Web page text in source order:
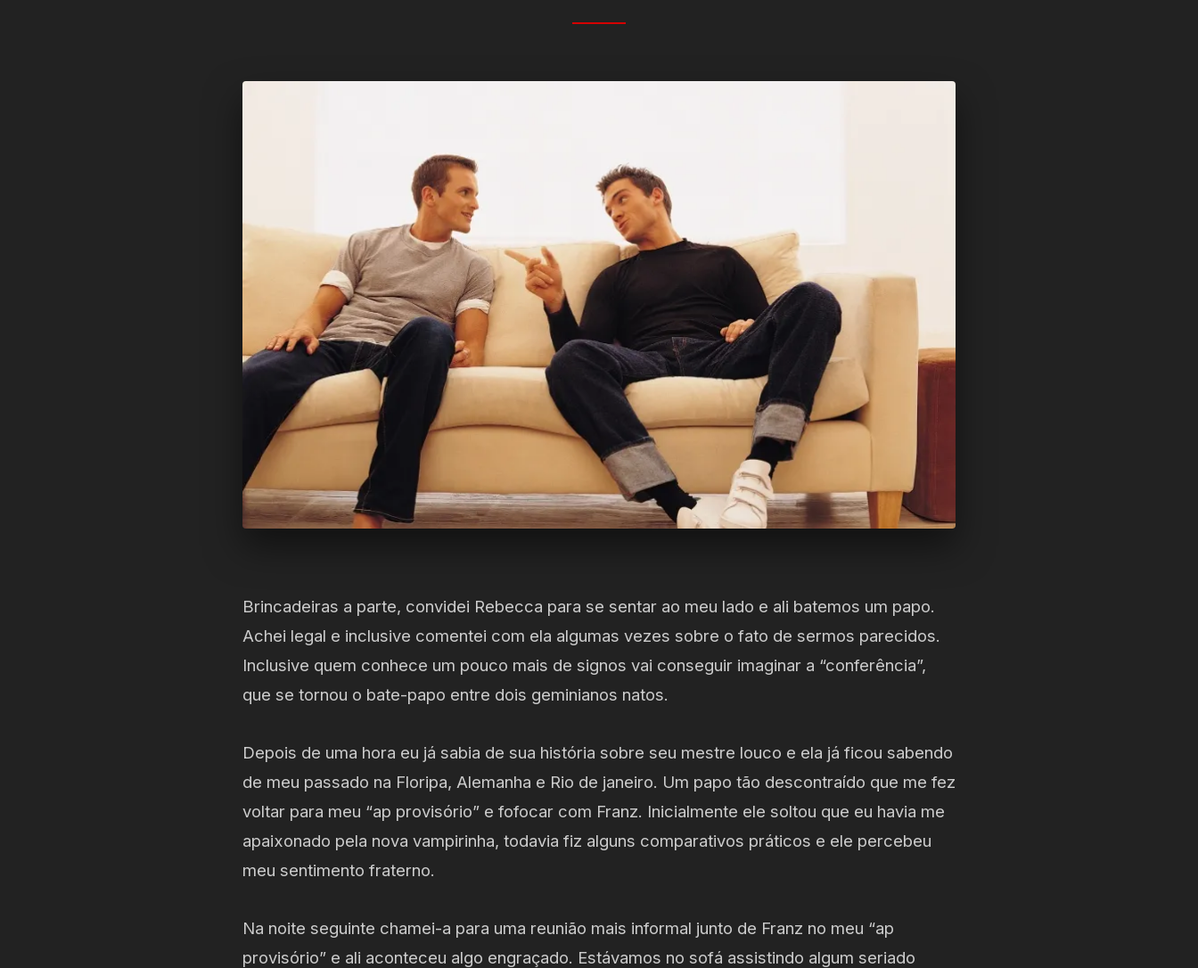
Brincadeiras a parte, convidei Rebecca para se sentar ao meu lado e ali batemos um papo.
Achei legal e inclusive comentei com ela algumas vezes sobre o fato de sermos parecidos.
Inclusive quem conhece um pouco mais de signos vai conseguir imaginar a “conferência”,
que se tornou o bate-papo entre dois geminianos natos.
Depois de uma hora eu já sabia de sua história sobre seu mestre louco e ela já ficou sabendo
de meu passado na Floripa, Alemanha e Rio de janeiro. Um papo tão descontraído que me fez
voltar para meu “ap provisório” e fofocar com Franz. Inicialmente ele soltou que eu havia me
apaixonado pela nova vampirinha, todavia fiz alguns comparativos práticos e ele percebeu
meu sentimento fraterno.
Na noite seguinte chamei-a para uma reunião mais informal junto de Franz no meu “ap
provisório” e ali aconteceu algo engraçado. Estávamos no sofá assistindo algum seriado